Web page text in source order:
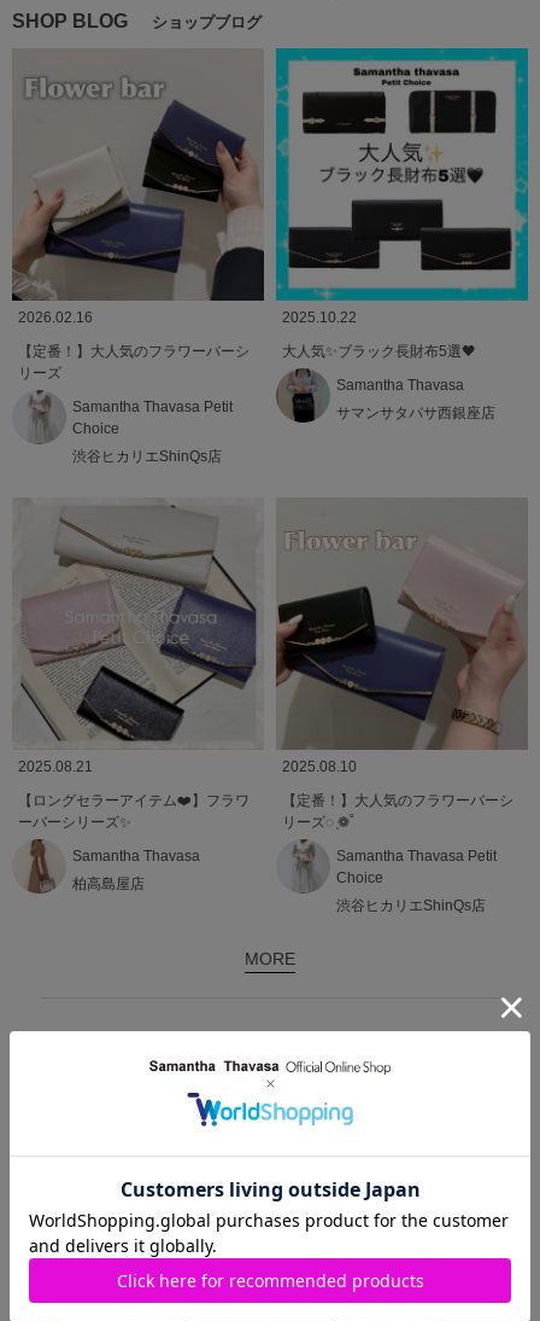
SHOP BLOG ショップブログ
2026.02.16
【定番！】大人気のフラワーバーシ
リーズ
Samantha Thavasa Petit
Choice
渋谷ヒカリエShinQs店
2025.10.22
大人気✨️ブラック長財布5選🖤
Samantha Thavasa
サマンサタバサ西銀座店
2025.08.21
【ロングセラーアイテム❤️】フラワ
ーバーシリーズ✨
Samantha Thavasa
柏高島屋店
2025.08.10
【定番！】大人気のフラワーバーシ
リーズ◌ ͙❁˚
Samantha Thavasa Petit
Choice
渋谷ヒカリエShinQs店
MORE